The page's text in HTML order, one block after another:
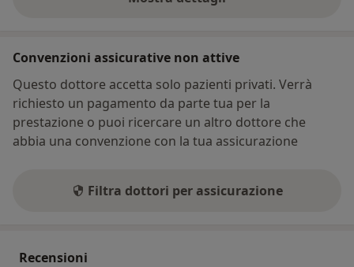
sull'indirizzo
Convenzioni assicurative non attive
Questo dottore accetta solo pazienti privati. Verrà
richiesto un pagamento da parte tua per la
prestazione o puoi ricercare un altro dottore che
abbia una convenzione con la tua assicurazione
Filtra dottori per assicurazione
Recensioni